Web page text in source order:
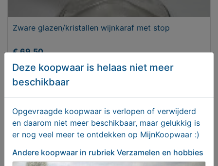
Zware glazen/kristallen wijnkaraf met stop
€ 69,50
Deze koopwaar is helaas niet meer
beschikbaar
Opgevraagde koopwaar is verlopen of verwijderd
en daarom niet meer beschikbaar, maar gelukkig is
er nog veel meer te ontdekken op MijnKoopwaar :)
Andere koopwaar in rubriek Verzamelen en hobbies